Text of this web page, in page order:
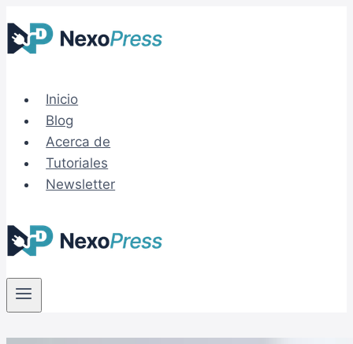
al
contenido
Inicio
Blog
Acerca de
Tutoriales
Newsletter